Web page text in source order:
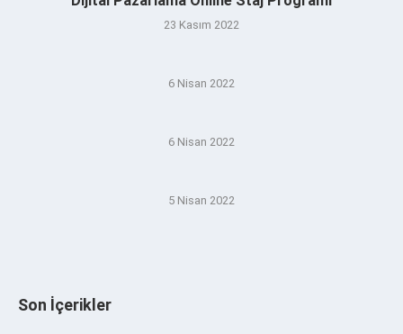
23 Kasım 2022
6 Nisan 2022
6 Nisan 2022
5 Nisan 2022
Son İçerikler